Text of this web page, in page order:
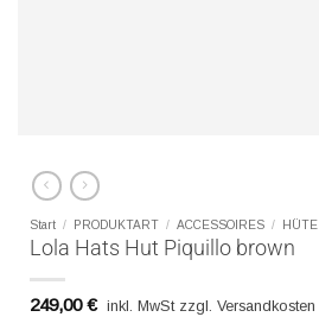
Start / PRODUKTART / ACCESSOIRES / HÜTE
Lola Hats Hut Piquillo brown
249,00€ inkl. MwSt zzgl. Versandkosten